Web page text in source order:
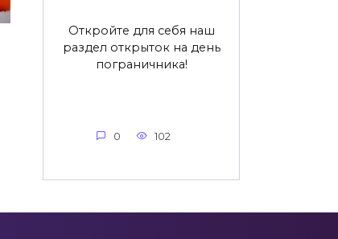
Откройте для себя наш
раздел открыток на день
пограничника!
0 102